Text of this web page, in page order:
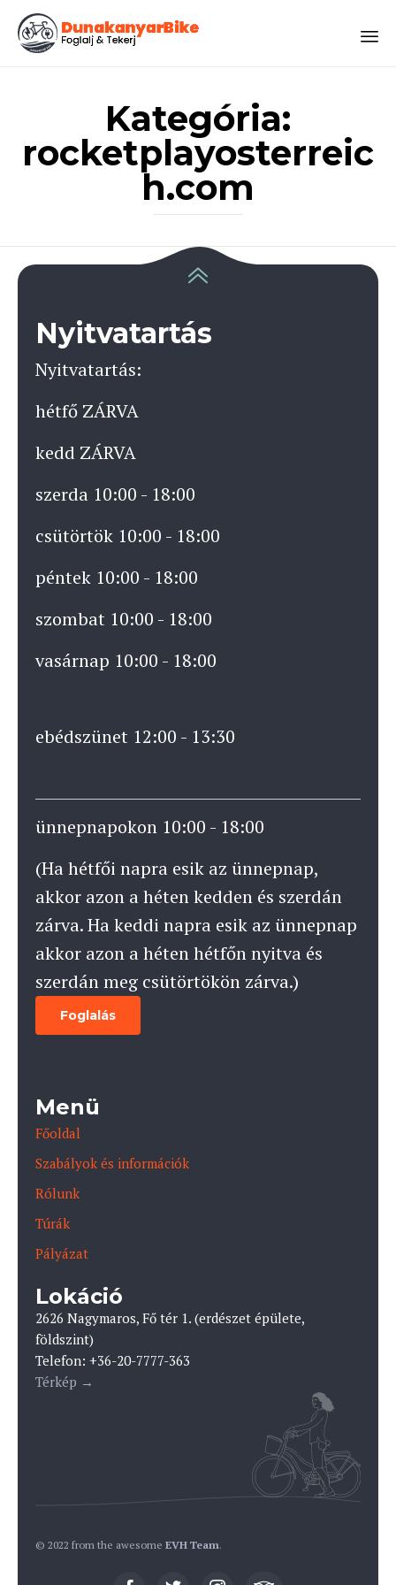
Kategória:
rocketplayosterreic
h.com
Nyitvatartás
Nyitvatartás:
hétfő ZÁRVA
kedd ZÁRVA
szerda 10:00 - 18:00
csütörtök 10:00 - 18:00
péntek 10:00 - 18:00
szombat 10:00 - 18:00
vasárnap 10:00 - 18:00
ebédszünet 12:00 - 13:30
ünnepnapokon 10:00 - 18:00
(Ha hétfői napra esik az ünnepnap,
akkor azon a héten kedden és szerdán
zárva. Ha keddi napra esik az ünnepnap
akkor azon a héten hétfőn nyitva és
szerdán meg csütörtökön zárva.)
Foglalás
Menü
Főoldal
Szabályok és információk
Rólunk
Túrák
Pályázat
Lokáció
2626 Nagymaros, Fő tér 1. (erdészet épülete,
földszint)
Telefon: +36-20-7777-363
Térkép →
© 2022 from the awesome EVH Team.